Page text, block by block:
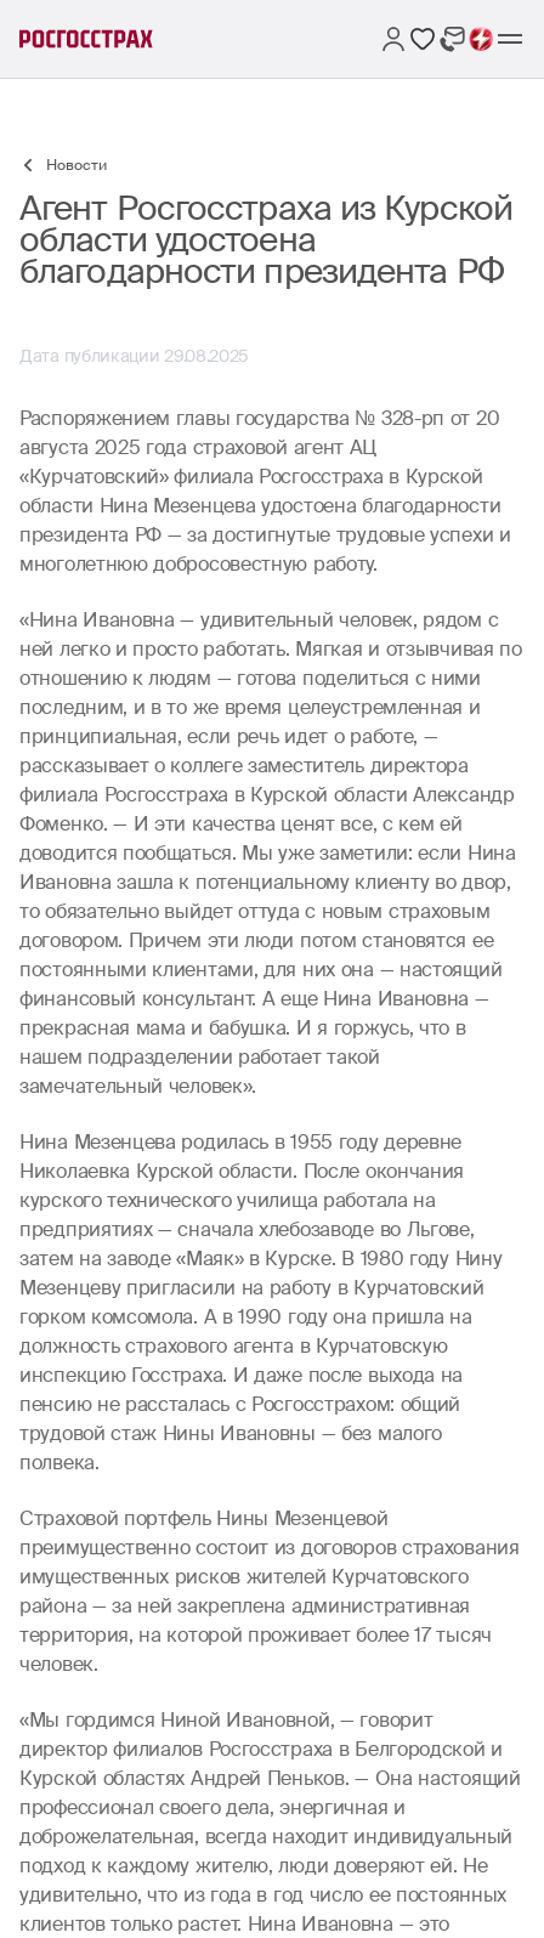
Новости
Агент Росгосстраха из Курской
области удостоена
благодарности президента РФ
Дата публикации 29.08.2025
Распоряжением главы государства № 328-рп от 20
августа 2025 года страховой агент АЦ
«Курчатовский» филиала Росгосстраха в Курской
области Нина Мезенцева удостоена благодарности
президента РФ — за достигнутые трудовые успехи и
многолетнюю добросовестную работу.
«Нина Ивановна — удивительный человек, рядом с
ней легко и просто работать. Мягкая и отзывчивая по
отношению к людям — готова поделиться с ними
последним, и в то же время целеустремленная и
принципиальная, если речь идет о работе, —
рассказывает о коллеге заместитель директора
филиала Росгосстраха в Курской области Александр
Фоменко. — И эти качества ценят все, с кем ей
доводится пообщаться. Мы уже заметили: если Нина
Ивановна зашла к потенциальному клиенту во двор,
то обязательно выйдет оттуда с новым страховым
договором. Причем эти люди потом становятся ее
постоянными клиентами, для них она — настоящий
финансовый консультант. А еще Нина Ивановна —
прекрасная мама и бабушка. И я горжусь, что в
нашем подразделении работает такой
замечательный человек».
Нина Мезенцева родилась в 1955 году деревне
Николаевка Курской области. После окончания
курского технического училища работала на
предприятиях — сначала хлебозаводе во Льгове,
затем на заводе «Маяк» в Курске. В 1980 году Нину
Мезенцеву пригласили на работу в Курчатовский
горком комсомола. А в 1990 году она пришла на
должность страхового агента в Курчатовскую
инспекцию Госстраха. И даже после выхода на
пенсию не рассталась с Росгосстрахом: общий
трудовой стаж Нины Ивановны — без малого
полвека.
Страховой портфель Нины Мезенцевой
преимущественно состоит из договоров страхования
имущественных рисков жителей Курчатовского
района — за ней закреплена административная
территория, на которой проживает более 17 тысяч
человек.
«Мы гордимся Ниной Ивановной, — говорит
директор филиалов Росгосстраха в Белгородской и
Курской областях Андрей Пеньков. — Она настоящий
профессионал своего дела, энергичная и
доброжелательная, всегда находит индивидуальный
подход к каждому жителю, люди доверяют ей. Не
удивительно, что из года в год число ее постоянных
клиентов только растет. Нина Ивановна — это